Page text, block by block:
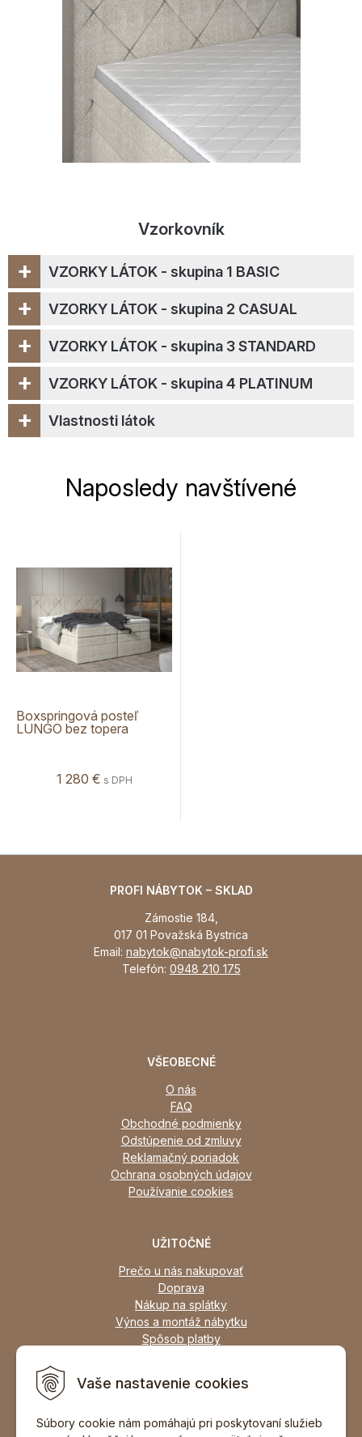
Vaše nastavenie cookies
Súbory cookie nám pomáhajú pri poskytovaní služieb
Vzorkovník
VZORKY LÁTOK - skupina 1 BASIC
+
VZORKY LÁTOK - skupina 2 CASUAL
+
VZORKY LÁTOK - skupina 3 STANDARD
+
VZORKY LÁTOK - skupina 4 PLATINUM
+
Vlastnosti látok
+
Naposledy navštívené
Boxspringová posteľ
LUNGO bez topera
1 280 € s DPH
PROFI NÁBYTOK – SKLAD
Zámostie 184,
017 01 Považská Bystrica
Email: nabytok@nabytok-profi.sk
Telefón: 0948 210 175
VŠEOBECNÉ
O nás
FAQ
Obchodné podmienky
Odstúpenie od zmluvy
Reklamačný poriadok
Ochrana osobných údajov
Používanie cookies
UŽITOČNÉ
Prečo u nás nakupovať
Doprava
Nákup na splátky
Výnos a montáž nábytku
Spôsob platby
Zariadime všetky typy interiérov